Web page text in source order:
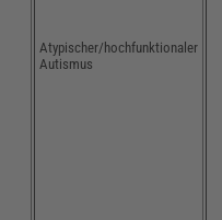
Atypischer/hochfunktionaler
Autismus